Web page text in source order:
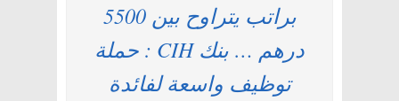
براتب يتراوح بين 5500
درهم … بنك CIH : حملة
توظيف واسعة لفائدة